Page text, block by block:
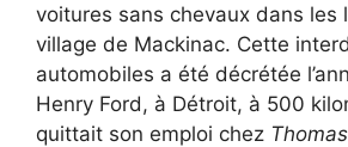
voitures sans chevaux dans les
village de Mackinac. Cette
automobiles a été décrétée
Henry Ford, à Détroit, à 500
quittait son emploi chez